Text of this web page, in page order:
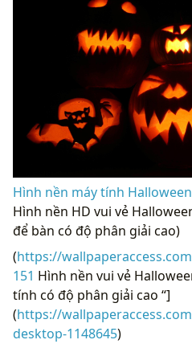
Hình nền máy tính Halloween
Hình nền HD vui vẻ
để bàn có độ phân giải cao)
(https://
151 Hình nền vui vẻ
tính có độ phân giải cao “]
(https://
desktop-1148645)